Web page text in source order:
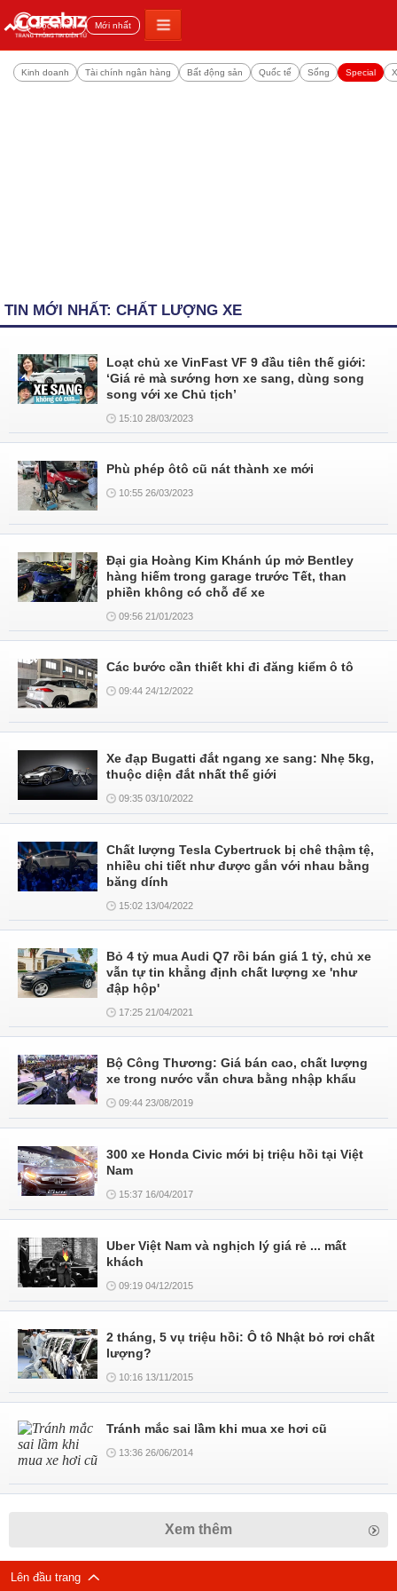
Đọc nhiều Mới nhất
Kinh doanh Tài chính ngân hàng Bất động sản Quốc tế Sống Special
TIN MỚI NHẤT: CHẤT LƯỢNG XE
Loạt chủ xe VinFast VF 9 đầu tiên thế giới:
‘Giá rẻ mà sướng hơn xe sang, dùng song
song với xe Chủ tịch’
15:10 28/03/2023
Phù phép ôtô cũ nát thành xe mới
10:55 26/03/2023
Đại gia Hoàng Kim Khánh úp mở Bentley
hàng hiếm trong garage trước Tết, than
phiền không có chỗ để xe
09:56 21/01/2023
Các bước cần thiết khi đi đăng kiểm ô tô
09:44 24/12/2022
Xe đạp Bugatti đắt ngang xe sang: Nhẹ 5kg,
thuộc diện đắt nhất thế giới
09:35 03/10/2022
Chất lượng Tesla Cybertruck bị chê thậm tệ,
nhiều chi tiết như được gắn với nhau bằng
băng dính
15:02 13/04/2022
Bỏ 4 tỷ mua Audi Q7 rồi bán giá 1 tỷ, chủ xe
vẫn tự tin khẳng định chất lượng xe 'như
đập hộp'
17:25 21/04/2021
Bộ Công Thương: Giá bán cao, chất lượng
xe trong nước vẫn chưa bằng nhập khẩu
09:44 23/08/2019
300 xe Honda Civic mới bị triệu hồi tại Việt
Nam
15:37 16/04/2017
Uber Việt Nam và nghịch lý giá rẻ ... mất
khách
09:19 04/12/2015
2 tháng, 5 vụ triệu hồi: Ô tô Nhật bỏ rơi chất
lượng?
10:16 13/11/2015
Tránh mắc sai lầm khi mua xe hơi cũ
13:36 26/06/2014
Xem thêm
Lên đầu trang